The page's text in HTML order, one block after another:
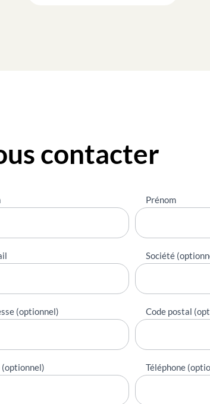
contacter
Prénom
Société
(optionnel) Code postal
Téléphone